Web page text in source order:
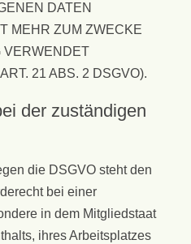
DATEN
MEHR ZUM ZWECKE
VERWENDET
21 ABS. 2 DSGVO).
der zuständigen
die DSGVO steht den
bei einer
in dem Mitgliedstaat
ihres Arbeitsplatzes